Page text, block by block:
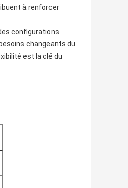
à renforcer
configurations
changeants du
est la clé du